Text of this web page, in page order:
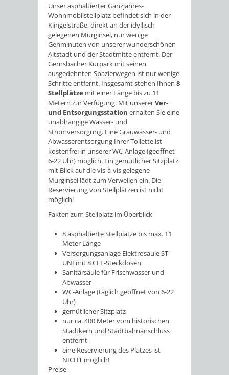
Unser asphaltierter Ganzjahres-
Wohnmobilstellplatz befindet sich in der
Klingelstraße, direkt an der idyllisch
gelegenen Murginsel, nur wenige
Gehminuten von unserer wunderschönen
Altstadt und der Stadtmitte entfernt. Der
Gernsbacher Kurpark mit seinen
ausgedehnten Spazierwegen ist nur wenige
Schritte entfernt. Insgesamt stehen Ihnen 8
Stellplätze mit einer Länge bis zu 11
Metern zur Verfügung. Mit unsererVer-
und Entsorgungsstation erhalten Sie eine
unabhängige Wasser- und
Stromversorgung. Eine Grauwasser- und
Abwasserentsorgung Ihrer Toilette ist
kostenfrei in unserer WC-Anlage (geöffnet
6-22 Uhr) möglich. Ein gemütlicher Sitzplatz
mit Blick auf die vis-à-vis gelegene
Murginsel lädt zum Verweilen ein. Die
Reservierung von Stellplätzen ist nicht
möglich!
Fakten zum Stellplatz im Überblick
8 asphaltierte Stellplätze bis max. 11
Meter Länge
Versorgungsanlage Elektrosäule ST-
UNI mit 8 CEE-Steckdosen
Sanitärsäule für Frischwasser und
Abwasser
WC-Anlage (täglich geöffnet von 6-22
Uhr)
gemütlicher Sitzplatz
nur ca. 400 Meter vom historischen
Stadtkern und Stadtbahnanschluss
entfernt
eine Reservierung des Platzes ist
NICHT möglich!
Preise